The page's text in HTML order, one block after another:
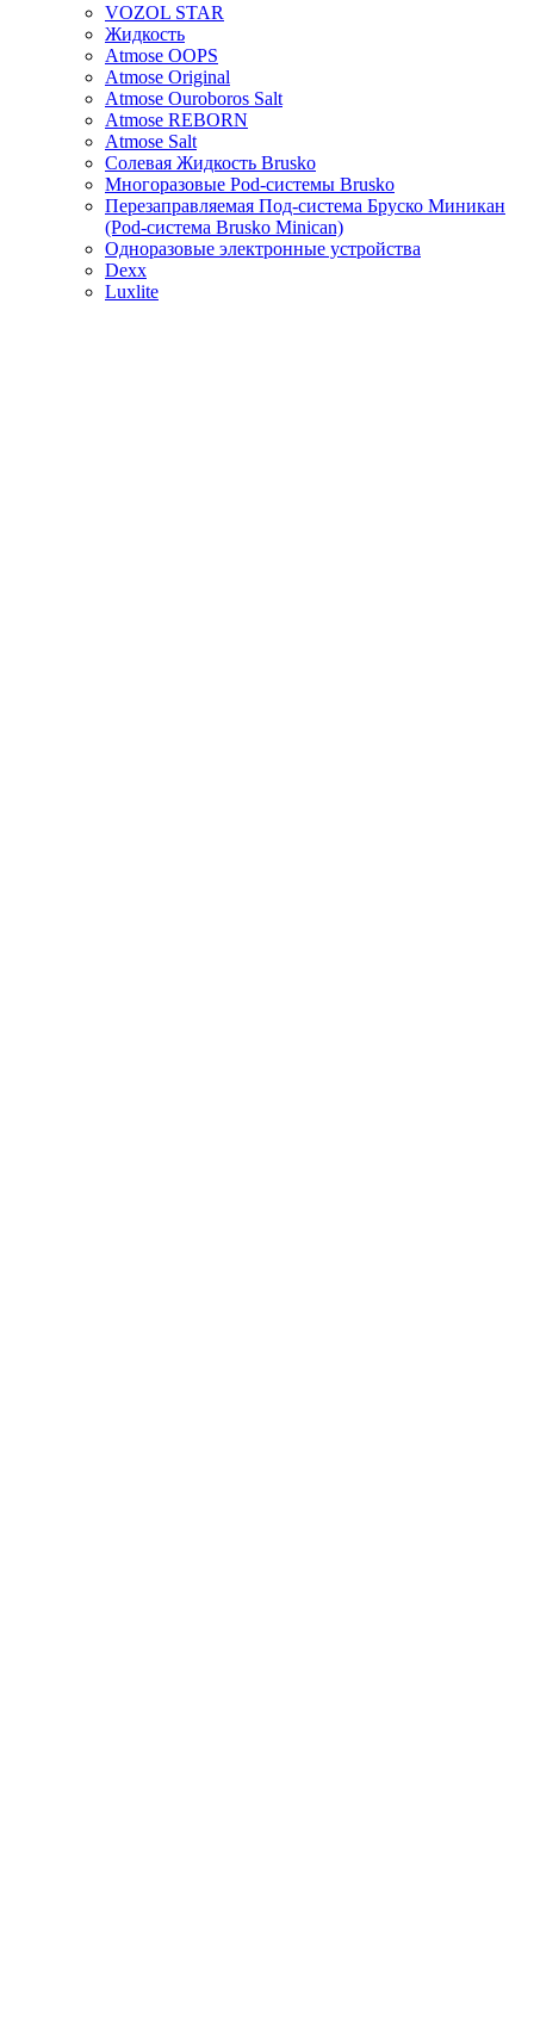
VOZOL STAR
Жидкость
Atmose OOPS
Atmose Original
Atmose Ouroboros Salt
Atmose REBORN
Atmose Salt
Солевая Жидкость Brusko
Многоразовые Pod-системы Brusko
Перезаправляемая Под-система Бруско Миникан
(Pod-система Brusko Minican)
Одноразовые электронные устройства
Dexx
Luxlite